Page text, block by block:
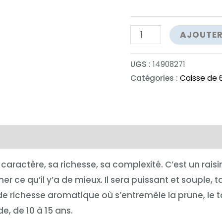
quantité
de
Plou
et
UGS : 14908271
Catégories : Caisse de
sa richesse, sa complexité. C’est un
ce qu’il y’a de mieux. Il sera puissant et souple,
richesse aromatique où s’entremêle la prune, le
de 10 à 15 ans.